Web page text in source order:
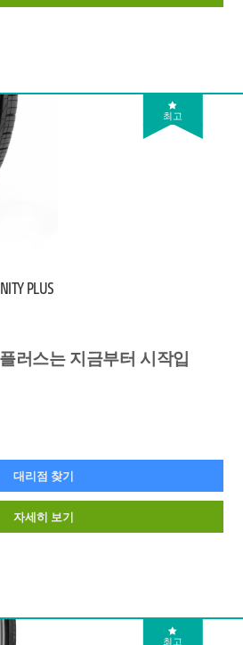
최고
PLUS
러스는 지금부터 시작입
대리점 찾기
자세히 보기
최고